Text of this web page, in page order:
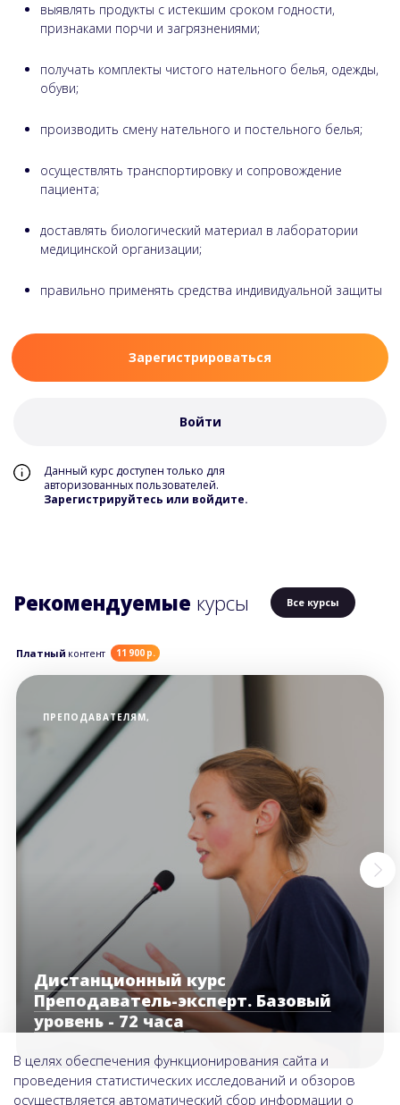
В целях обеспечения функционирования сайта и
проведения статистических исследований и обзоров
осуществляется автоматический сбор информации о
выявлять продукты с истекшим сроком годности,
признаками порчи и загрязнениями;
получать комплекты чистого нательного белья, одежды,
обуви;
производить смену нательного и постельного белья;
осуществлять транспортировку и сопровождение
пациента;
доставлять биологический материал в лаборатории
медицинской организации;
правильно применять средства индивидуальной защиты
Зарегистрироваться
Войти
Данный курс доступен только для
авторизованных пользователей.
Зарегистрируйтесь или войдите.
Рекомендуемые курсы Все курсы
Платный контент 11 900 р.
ПРЕПОДАВАТЕЛЯМ,
Дистанционный курс
Преподаватель-эксперт. Базовый
уровень - 72 часа
Подробнее